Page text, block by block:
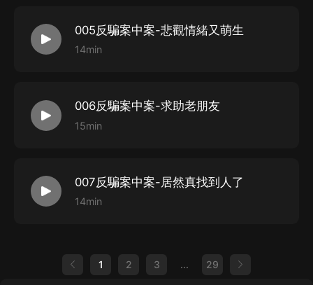
005反騙案中案-悲觀情緒又萌生
14min
006反騙案中案-求助老朋友
15min
007反騙案中案-居然真找到人了
14min
1 2 3 ... 29